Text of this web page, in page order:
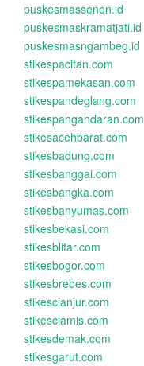
puskesmassenen.id
puskesmaskramatjati.id
puskesmasngambeg.id
stikespacitan.com
stikespamekasan.com
stikespandeglang.com
stikespangandaran.com
stikesacehbarat.com
stikesbadung.com
stikesbanggai.com
stikesbangka.com
stikesbanyumas.com
stikesbekasi.com
stikesblitar.com
stikesbogor.com
stikesbrebes.com
stikescianjur.com
stikesciamis.com
stikesdemak.com
stikesgarut.com